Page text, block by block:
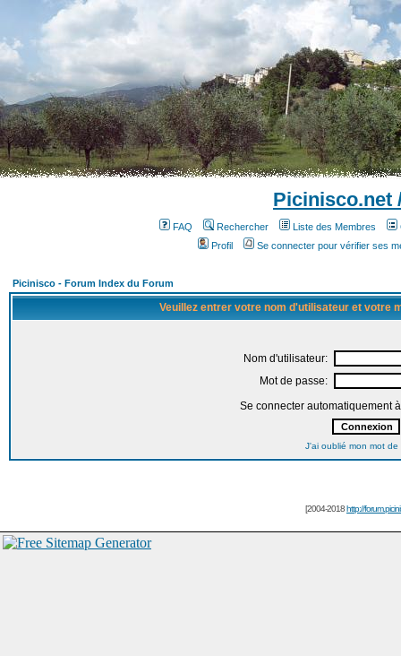
Picinisco.net
FAQ Rechercher Liste des Membres
Profil
Se connecter pour vérifier ses
Picinisco - Forum Index du Forum
Veuillez entrer votre nom d'utilisateur et votre
Nom d'utilisateur:
Mot de passe:
Se connecter automatiquement
J'ai oublié mon mot de
[2004-2018http://